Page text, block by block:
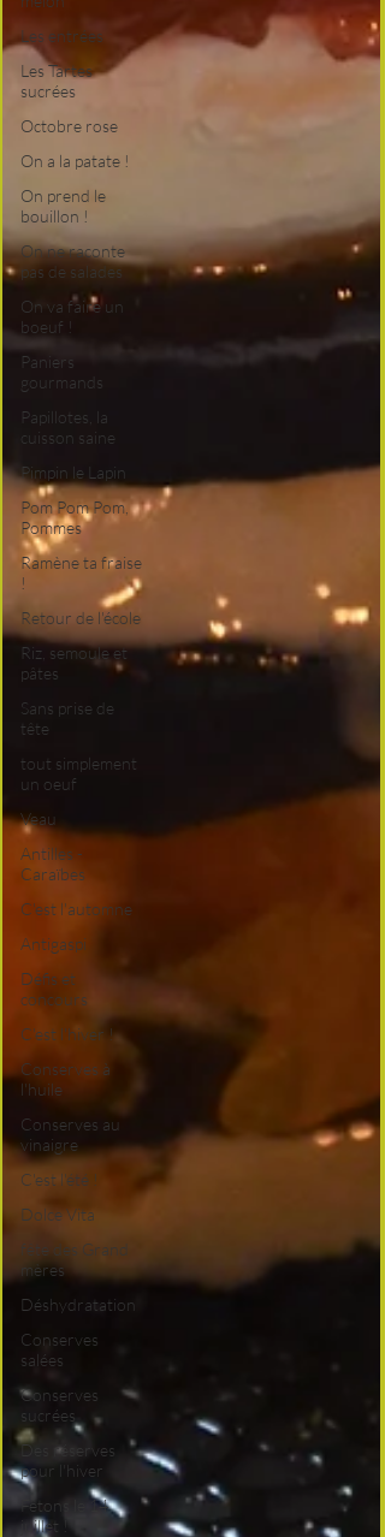
Les entrées
Les Tartes
sucrées
Octobre rose
On a la patate !
On prend le
bouillon !
On ne raconte
pas de salades
On va faire un
boeuf !
Paniers
gourmands
Papillotes, la
cuisson saine
Pimpin le Lapin
Pom Pom Pom,
Pommes
Ramène ta fraise
!
Retour de l'école
Riz, semoule et
pâtes
Sans prise de
tête
tout simplement
un oeuf
Veau
Antilles -
Caraïbes
C'est l'automne
Antigaspi
Défis et
concours
C'est l'hiver !
Conserves à
l'huile
Conserves au
vinaigre
C'est l'été !
Dolce Vita
fête des Grand
mères
Déshydratation
Conserves
salées
Conserves
sucrées
Des réserves
pour l'hiver
Fêtons le 14
juillet !